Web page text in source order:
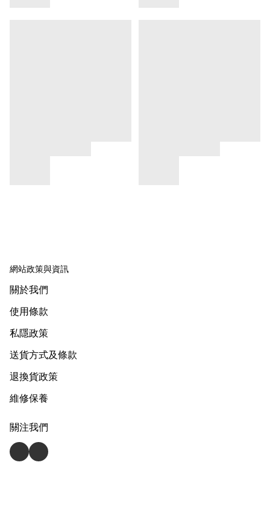
網站政策與資訊
關於我們
使用條款
私隱政策
送貨方式及條款
退換貨政策
維修保養
關注我們